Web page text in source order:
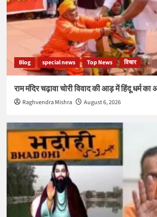
Blog special news Top News विचार
राम मंदिर चढ़ावा चोरी विवाद की आड़ में हिंदू धर्म का
Raghvendra Mishra August 6, 2026